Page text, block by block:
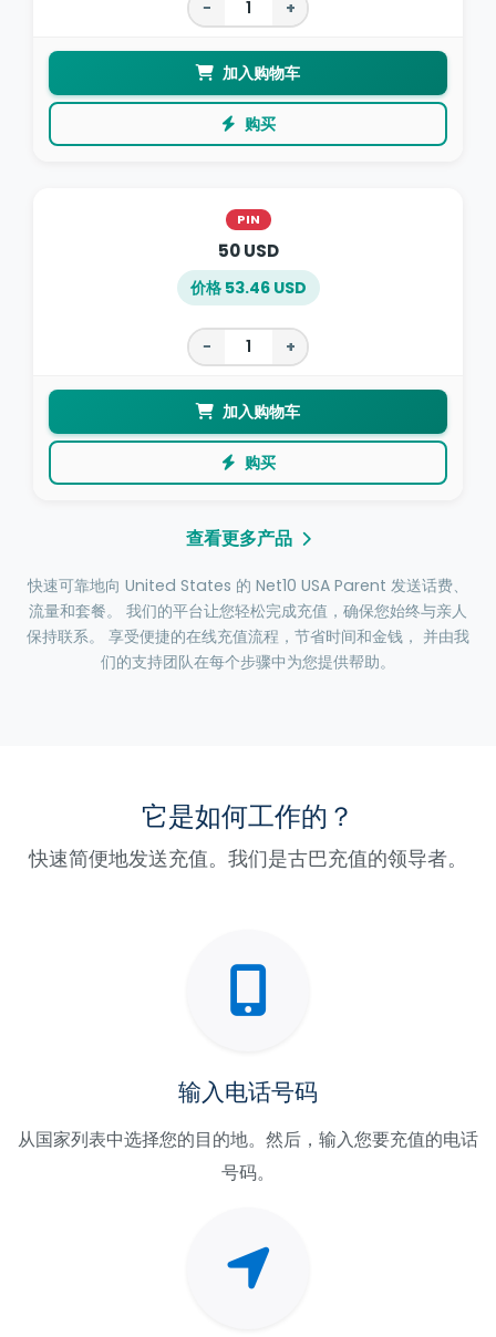
− +
加入购物车
购买
PIN
50 USD
价格 53.46 USD
− +
加入购物车
购买
查看更多产品
快速可靠地向 United States 的 Net10 USA Parent 发送话费、
流量和套餐。 我们的平台让您轻松完成充值，确保您始终与亲人
保持联系。 享受便捷的在线充值流程，节省时间和金钱， 并由我
们的支持团队在每个步骤中为您提供帮助。
它是如何工作的？
快速简便地发送充值。我们是古巴充值的领导者。
输入电话号码
从国家列表中选择您的目的地。然后，输入您要充值的电话
号码。